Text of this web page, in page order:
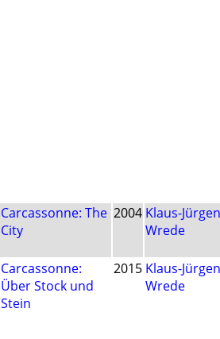
Carcassonne: The
City
2004 Klaus-Jürgen
Wrede
Carcassonne:
Über Stock und
Stein
2015 Klaus-Jürgen
Wrede